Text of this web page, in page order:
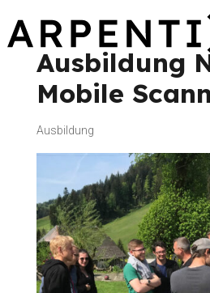
Ausbildung
Mobile
Ausbildung